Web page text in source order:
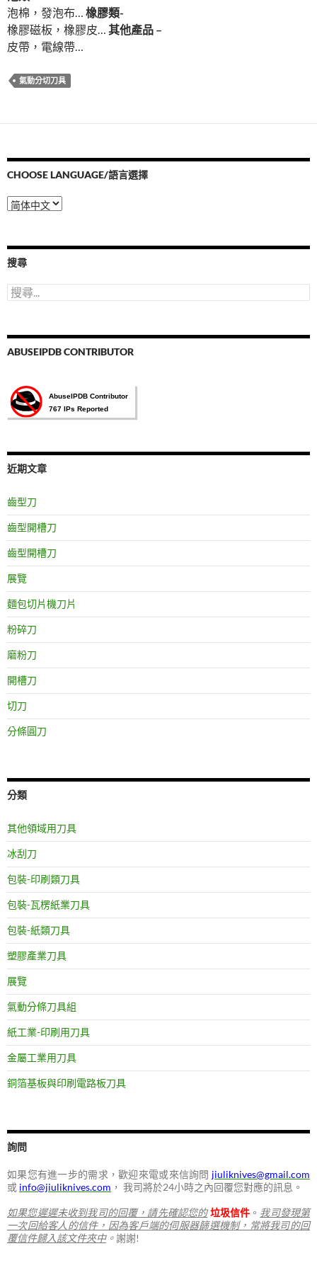
泡棉，發泡布… 橡膠類-
橡膠磁板，橡膠皮… 其他產品 –
皮帶，電線帶…
氣動分切刀具
CHOOSE LANGUAGE/語言選擇
Choose
Language/
選
擇
搜尋
搜
尋
字:
ABUSEIPDB CONTRIBUTOR
近期文章
齒型刀
齒型開槽刀
齒型開槽刀
展覽
麵包切片機刀片
粉碎刀
磨粉刀
開槽刀
切刀
分條圓刀
分類
其他領域用刀具
冰刮刀
包裝-印刷類刀具
包裝-瓦楞紙業刀具
包裝-紙類刀具
塑膠產業刀具
展覽
氣動分條刀具組
紙工業-印刷用刀具
金屬工業用刀具
銅箔基板與印刷電路板刀具
詢問
如果您有進一步的需求，歡迎來電或來信詢問 jiuliknives@gmail.com
或 info@jiuliknives.com ， 我司將於24小時之內回覆您對應的訊息。
如果您遲遲未收到我司的回覆，請先確認您的 垃圾信件 。 我司發現第
一次回給客人的信件，因為客戶端的伺服器篩選機制，常將我司的回
覆信件歸入該文件夾中。謝謝!